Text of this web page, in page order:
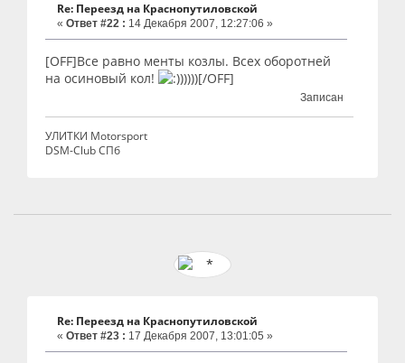
Re: Переезд на Краснопутиловской
« Ответ #22 : 14 Декабря 2007, 12:27:06 »
[OFF]Все равно менты козлы. Всех оборотней
на осиновый кол!
))))[/OFF]
Записан
УЛИТКИ Motorsport
DSM-Club СПб
Re: Переезд на Краснопутиловской
« Ответ #23 : 17 Декабря 2007, 13:01:05 »